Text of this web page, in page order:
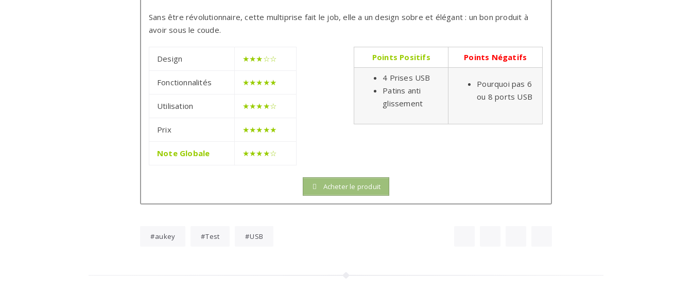
Sans être révolutionnaire, cette multiprise fait le job, elle a un design sobre et élégant : un bon produit à
avoir sous le coude.
Design ★★★☆☆
Fonctionnalités ★★★★★
Utilisation ★★★★☆
Prix ★★★★★
Note Globale ★★★★☆
Points Positifs
Points Négatifs
4 Prises USB
Patins anti
glissement
Pourquoi pas 6
ou 8 ports USB
Acheter le produit
aukey Test USB